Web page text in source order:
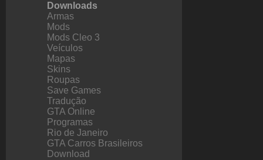
Downloads
Armas
Mods
Mods Cleo 3
Veículos
Mapas
Skins
Roupas
Save Games
Tradução
GTA Online
Programas
Rio de Janeiro
GTA Carros Brasileiros
Download